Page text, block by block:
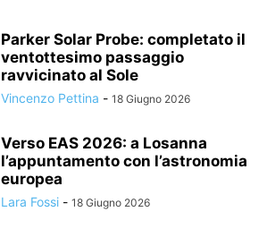
Parker Solar Probe: completato il
ventottesimo passaggio
ravvicinato al Sole
Vincenzo Pettina - 18 Giugno 2026
Verso EAS 2026: a Losanna
l’appuntamento con l’astronomia
europea
Lara Fossi - 18 Giugno 2026